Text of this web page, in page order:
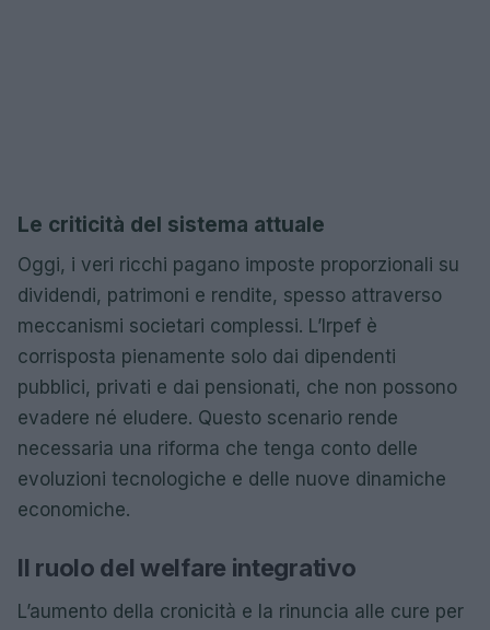
Le criticità del sistema attuale
Oggi, i veri ricchi pagano imposte proporzionali su
dividendi, patrimoni e rendite, spesso attraverso
meccanismi societari complessi. L’Irpef è
corrisposta pienamente solo dai dipendenti
pubblici, privati e dai pensionati, che non possono
evadere né eludere. Questo scenario rende
necessaria una riforma che tenga conto delle
evoluzioni tecnologiche e delle nuove dinamiche
economiche.
Il ruolo del welfare integrativo
L’aumento della cronicità e la rinuncia alle cure per